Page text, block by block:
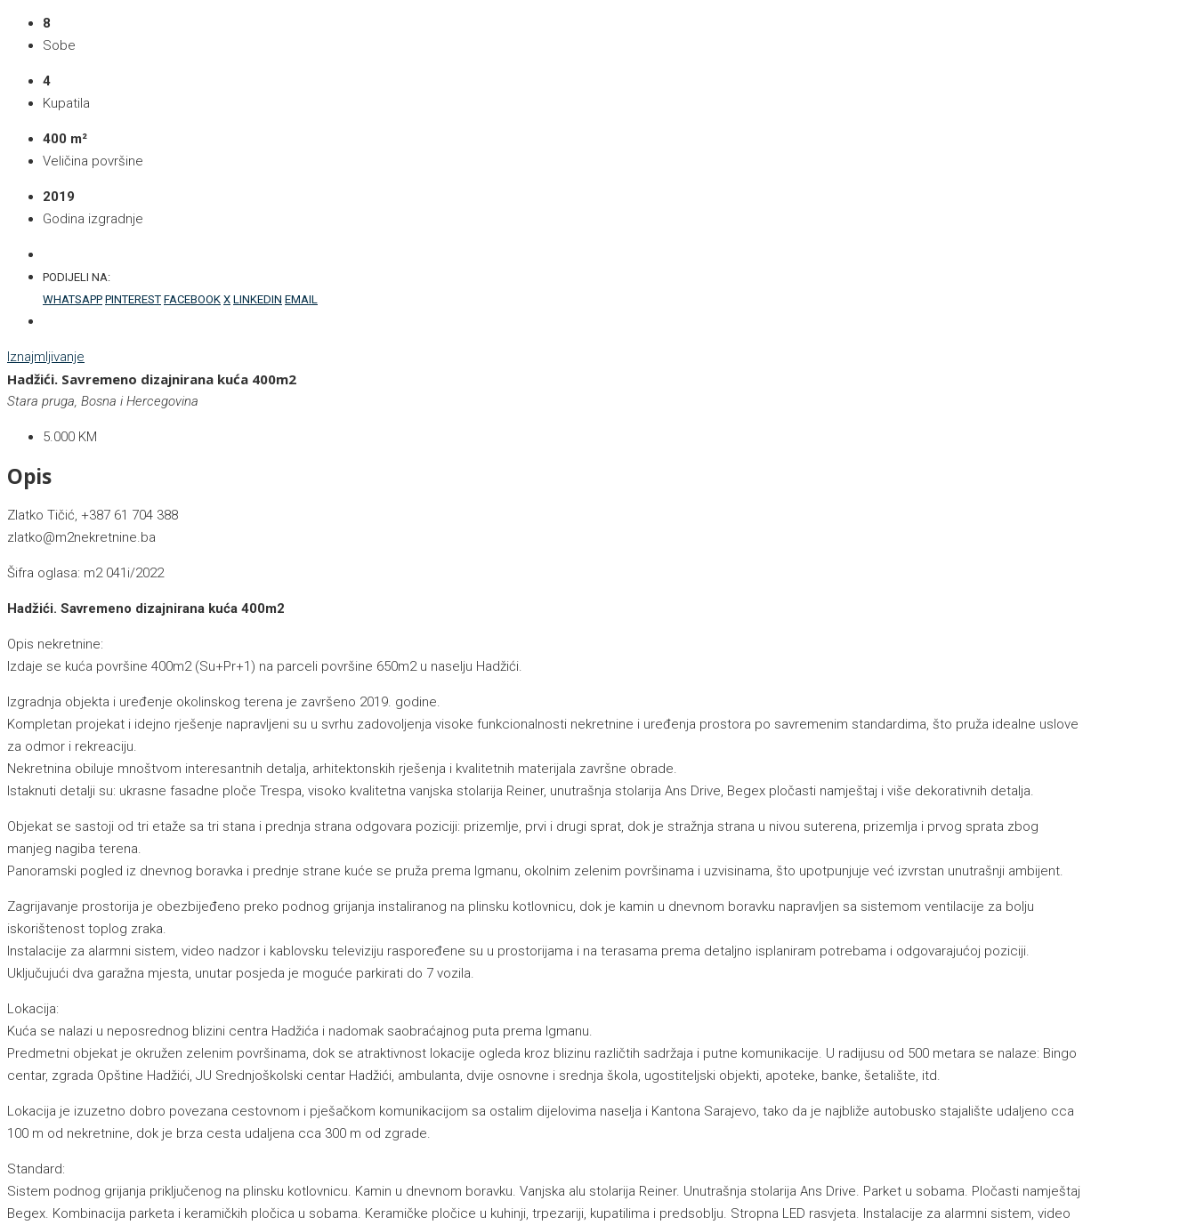
8
Sobe
4
Kupatila
400 m²
Veličina površine
2019
Godina izgradnje
PODIJELI NA:
WHATSAPP PINTEREST FACEBOOK X LINKEDIN EMAIL
Iznajmljivanje
Hadžići. Savremeno dizajnirana kuća 400m2
Stara pruga, Bosna i Hercegovina
5.000 KM
Opis
Zlatko Tičić, +387 61 704 388
zlatko@m2nekretnine.ba
Šifra oglasa: m2 041i/2022
Hadžići. Savremeno dizajnirana kuća 400m2
Opis nekretnine:
Izdaje se kuća površine 400m2 (Su+Pr+1) na parceli površine 650m2 u naselju Hadžići.
Izgradnja objekta i uređenje okolinskog terena je završeno 2019. godine.
Kompletan projekat i idejno rješenje napravljeni su u svrhu zadovoljenja visoke funkcionalnosti nekretnine i uređenja prostora po savremenim standardima, što pruža idealne uslove
za odmor i rekreaciju.
Nekretnina obiluje mnoštvom interesantnih detalja, arhitektonskih rješenja i kvalitetnih materijala završne obrade.
Istaknuti detalji su: ukrasne fasadne ploče Trespa, visoko kvalitetna vanjska stolarija Reiner, unutrašnja stolarija Ans Drive, Begex pločasti namještaj i više dekorativnih detalja.
Objekat se sastoji od tri etaže sa tri stana i prednja strana odgovara poziciji: prizemlje, prvi i drugi sprat, dok je stražnja strana u nivou suterena, prizemlja i prvog sprata zbog
manjeg nagiba terena.
Panoramski pogled iz dnevnog boravka i prednje strane kuće se pruža prema Igmanu, okolnim zelenim površinama i uzvisinama, što upotpunjuje već izvrstan unutrašnji ambijent.
Zagrijavanje prostorija je obezbijeđeno preko podnog grijanja instaliranog na plinsku kotlovnicu, dok je kamin u dnevnom boravku napravljen sa sistemom ventilacije za bolju
iskorištenost toplog zraka.
Instalacije za alarmni sistem, video nadzor i kablovsku televiziju raspoređene su u prostorijama i na terasama prema detaljno isplaniram potrebama i odgovarajućoj poziciji.
Uključujući dva garažna mjesta, unutar posjeda je moguće parkirati do 7 vozila.
Lokacija:
Kuća se nalazi u neposrednog blizini centra Hadžića i nadomak saobraćajnog puta prema Igmanu.
Predmetni objekat je okružen zelenim površinama, dok se atraktivnost lokacije ogleda kroz blizinu različtih sadržaja i putne komunikacije. U radijusu od 500 metara se nalaze: Bingo
centar, zgrada Opštine Hadžići, JU Srednjoškolski centar Hadžići, ambulanta, dvije osnovne i srednja škola, ugostiteljski objekti, apoteke, banke, šetalište, itd.
Lokacija je izuzetno dobro povezana cestovnom i pješačkom komunikacijom sa ostalim dijelovima naselja i Kantona Sarajevo, tako da je najbliže autobusko stajalište udaljeno cca
100 m od nekretnine, dok je brza cesta udaljena cca 300 m od zgrade.
Standard:
Sistem podnog grijanja priključenog na plinsku kotlovnicu. Kamin u dnevnom boravku. Vanjska alu stolarija Reiner. Unutrašnja stolarija Ans Drive. Parket u sobama. Pločasti namještaj
Begex. Kombinacija parketa i keramičkih pločica u sobama. Keramičke pločice u kuhinji, trpezariji, kupatilima i predsoblju. Stropna LED rasvjeta. Instalacije za alarmni sistem, video